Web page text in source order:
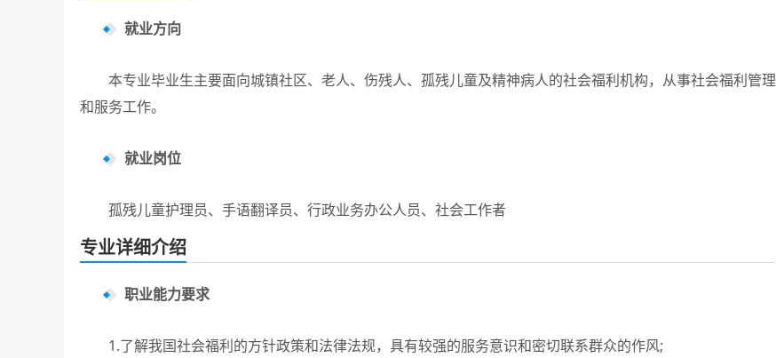
就业方向
本专业毕业生主要面向城镇社区、老人、伤残人、孤残儿童及精神病人的社会福利机构，从事社会福利管理
和服务工作。
就业岗位
孤残儿童护理员、手语翻译员、行政业务办公人员、社会工作者
专业详细介绍
职业能力要求
1.了解我国社会福利的方针政策和法律法规，具有较强的服务意识和密切联系群众的作风;